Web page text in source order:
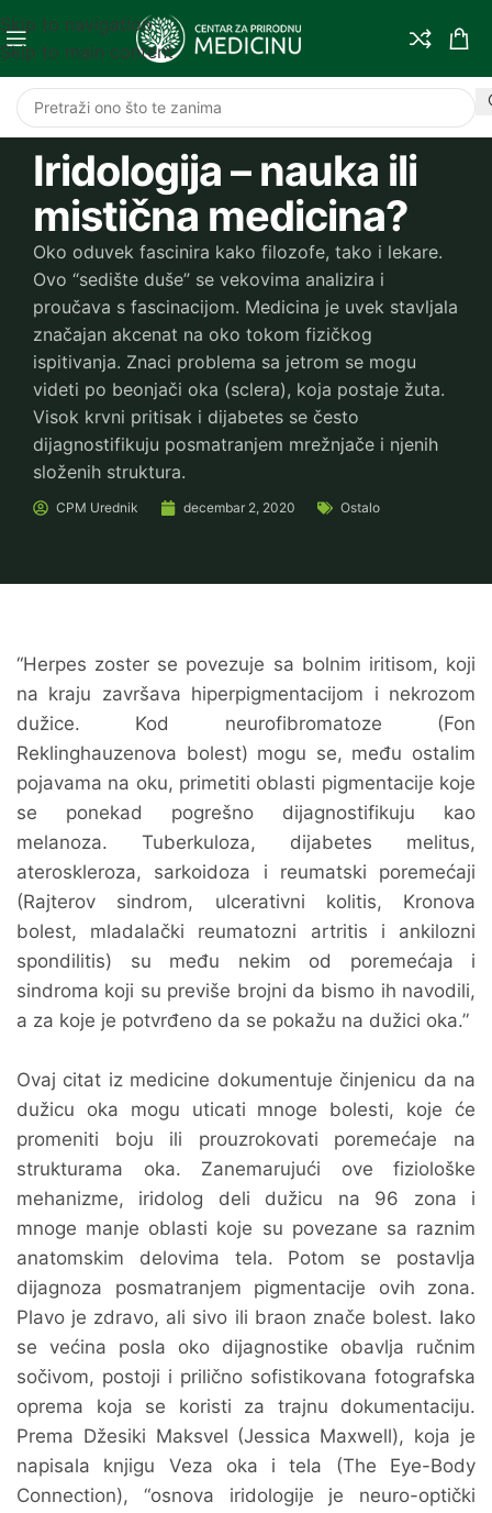
Skip to navigation
Skip to main content
Iridologija – nauka ili
mistična medicina?
Oko oduvek fascinira kako filozofe, tako i lekare.
Ovo “sedište duše” se vekovima analizira i
proučava s fascinacijom. Medicina je uvek stavljala
značajan akcenat na oko tokom fizičkog
ispitivanja. Znaci problema sa jetrom se mogu
videti po beonjači oka (sclera), koja postaje žuta.
Visok krvni pritisak i dijabetes se često
dijagnostifikuju posmatranjem mrežnjače i njenih
složenih struktura.
CPM Urednik decembar 2, 2020 Ostalo
“Herpes zoster se povezuje sa bolnim iritisom, koji
na kraju završava hiperpigmentacijom i nekrozom
dužice. Kod neurofibromatoze (Fon
Reklinghauzenova bolest) mogu se, među ostalim
pojavama na oku, primetiti oblasti pigmentacije koje
se ponekad pogrešno dijagnostifikuju kao
melanoza. Tuberkuloza, dijabetes melitus,
ateroskleroza, sarkoidoza i reumatski poremećaji
(Rajterov sindrom, ulcerativni kolitis, Kronova
bolest, mladalački reumatozni artritis i ankilozni
spondilitis) su među nekim od poremećaja i
sindroma koji su previše brojni da bismo ih navodili,
a za koje je potvrđeno da se pokažu na dužici oka.”
Ovaj citat iz medicine dokumentuje činjenicu da na
dužicu oka mogu uticati mnoge bolesti, koje će
promeniti boju ili prouzrokovati poremećaje na
strukturama oka. Zanemarujući ove fiziološke
mehanizme, iridolog deli dužicu na 96 zona i
mnoge manje oblasti koje su povezane sa raznim
anatomskim delovima tela. Potom se postavlja
dijagnoza posmatranjem pigmentacije ovih zona.
Plavo je zdravo, ali sivo ili braon znače bolest. Iako
se većina posla oko dijagnostike obavlja ručnim
sočivom, postoji i prilično sofistikovana fotografska
oprema koja se koristi za trajnu dokumentaciju.
Prema Džesiki Maksvel (Jessica Maxwell), koja je
napisala knjigu Veza oka i tela (The Eye-Body
Connection), “osnova iridologije je neuro-optički